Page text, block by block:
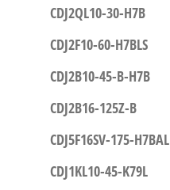
CDJ2QL10-30-H7B
CDJ2F10-60-H7BLS
CDJ2B10-45-B-H7B
CDJ2B16-125Z-B
CDJ5F16SV-175-H7BAL
CDJ1KL10-45-K79L